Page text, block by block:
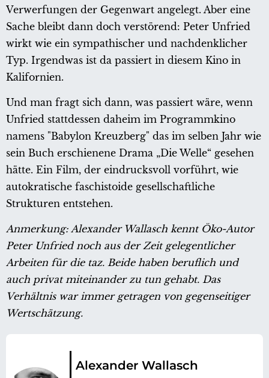
Verwerfungen der Gegenwart angelegt. Aber eine
Sache bleibt dann doch verstörend: Peter Unfried
wirkt wie ein sympathischer und nachdenklicher
Typ. Irgendwas ist da passiert in diesem Kino in
Kalifornien.
Und man fragt sich dann, was passiert wäre, wenn
Unfried stattdessen daheim im Programmkino
namens "Babylon Kreuzberg" das im selben Jahr wie
sein Buch erschienene Drama „Die Welle“ gesehen
hätte. Ein Film, der eindrucksvoll vorführt, wie
autokratische faschistoide gesellschaftliche
Strukturen entstehen.
Anmerkung: Alexander Wallasch kennt Öko-Autor
Peter Unfried noch aus der Zeit gelegentlicher
Arbeiten für die taz. Beide haben beruflich und
auch privat miteinander zu tun gehabt. Das
Verhältnis war immer getragen von gegenseitiger
Wertschätzung.
Alexander Wallasch